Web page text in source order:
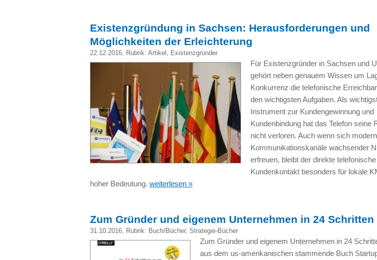
Existenzgründung in Sachsen: Herausforderungen und
Möglichkeiten der Erleichterung
22.12.2016, Rubrik: Artikel , Existenzgründer
Für Existenzgründer in Sachsen und
gehört neben genauem Wissen um
Konkurrenz die telefonische
den wichtigsten Aufgaben. Als
Instrument zur Kundengewinnung und
Kundenbindung hat das Telefon seine
nicht verloren. Auch wenn sich
Kommunikationskanäle wachsender
erfreuen, bleibt der direkte telefonische
Kundenkontakt besonders für lokale
hoher Bedeutung. weiterlesen »
Zum Gründer und eigenem Unternehmen in 24 Schritten
31.10.2016, Rubrik: Buch/Bücher, Strategie-Bücher
Zum Gründer und eigenem Unternehmen in 24
aus dem us-amerikanischen stammende Buch